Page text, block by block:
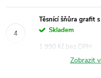
Těsnící šňůra grafit
Skladem
1 990 Kč bez DPH
Zobrazit